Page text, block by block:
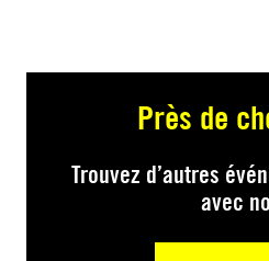
Près de
Trouvez d’autres
avec